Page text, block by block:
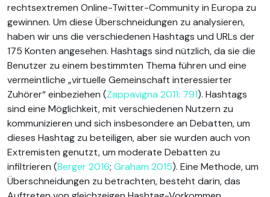
rechtsextremen Online-Twitter-Community in Europa zu
gewinnen. Um diese Überschneidungen zu analysieren,
haben wir uns die verschiedenen Hashtags und URLs der
175 Konten angesehen. Hashtags sind nützlich, da sie die
Benutzer zu einem bestimmten Thema führen und eine
vermeintliche „virtuelle Gemeinschaft interessierter
Zuhörer“ einbeziehen (Zappavigna 2011: 791). Hashtags
sind eine Möglichkeit, mit verschiedenen Nutzern zu
kommunizieren und sich insbesondere an Debatten, um
dieses Hashtag zu beteiligen, aber sie wurden auch von
Extremisten genutzt, um moderate Debatten zu
infiltrieren (Berger 2016; Graham 2015). Eine Methode, um
Überschneidungen zu betrachten, besteht darin, das